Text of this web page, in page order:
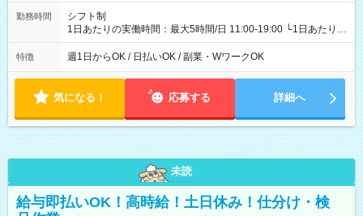
勤務時間
シフト制
1日あたりの実働時間：最大5時間/日 11:00-19:00 └1日あたりの
実働時間：1-5時間 └上記の時間帯内であれば、いつでも勤務可
能！ └平日・土曜日の中で、お好きな曜日でご勤務いただけま
18:00 などのように、自由な働き方が可能なお仕事です！
特徴 週1日からOK / 日払いOK / 副業・WワークOK
気になる！ 応募する 詳細へ
未読
給与即払いOK！高時給！土日休み！仕分け・検